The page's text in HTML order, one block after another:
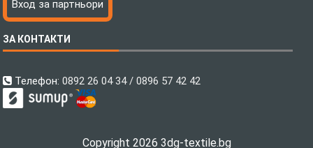
Хавлиени кърпи
Пончо за водни спортове
Микрофибърни Велурени Кърпи
Детски пончота
Тениски
Поларени Одеяла
Файлове за печат
Как да поръчам?
С какво сме различни?
Контакти
Общи Условия
Вход за партньори
ЗА КОНТАКТИ
Телефон:0892 26 04 34 / 0896 57 42 42
Copyright 2026 3dg-textile.bg